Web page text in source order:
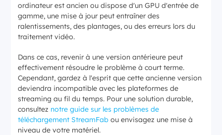
ordinateur est ancien ou dispose d'un GPU d'entrée de
gamme, une mise à jour peut entraîner des
ralentissements, des plantages, ou des erreurs lors du
traitement vidéo.
Dans ce cas, revenir à une version antérieure peut
effectivement résoudre le problème à court terme.
Cependant, gardez à l'esprit que cette ancienne version
deviendra incompatible avec les plateformes de
streaming au fil du temps. Pour une solution durable,
consultez notre guide sur les problèmes de
téléchargement StreamFab ou envisagez une mise à
niveau de votre matériel.